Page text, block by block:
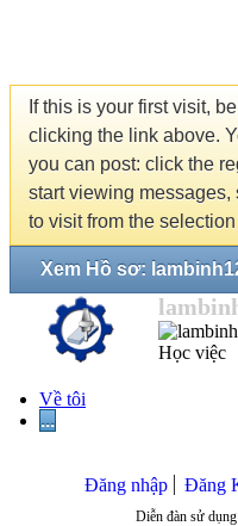
If this is your first visit,
clicking the link above.
you can post: click the
start viewing messages,
to visit from the
Xem Hồ sơ:
Học việc
Về tôi
...
Đăng nhập Đăng
Diễn đàn sử